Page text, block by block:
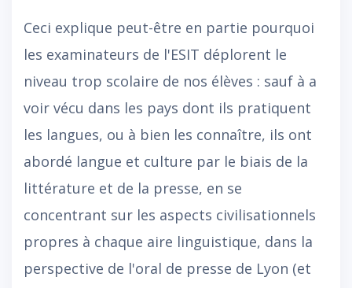
Ceci explique peut-être en partie pourquoi
les examinateurs de l'ESIT déplorent le
niveau trop scolaire de nos élèves : sauf à a
voir vécu dans les pays dont ils pratiquent
les langues, ou à bien les connaître, ils ont
abordé langue et culture par le biais de la
littérature et de la presse, en se
concentrant sur les aspects civilisationnels
propres à chaque aire linguistique, dans la
perspective de l'oral de presse de Lyon (et